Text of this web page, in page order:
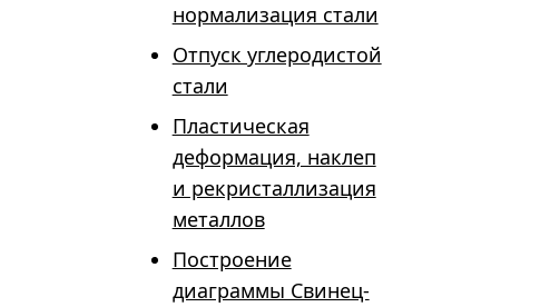
нормализация стали
Отпуск углеродистой
стали
Пластическая
деформация, наклеп
и рекристаллизация
металлов
Построение
диаграммы Свинец-